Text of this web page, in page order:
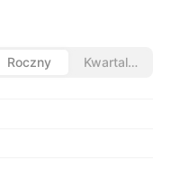
Roczny Kwartalny